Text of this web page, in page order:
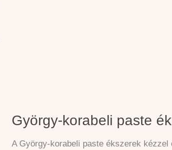
György-korabeli paste
A György-korabeli paste ékszerek